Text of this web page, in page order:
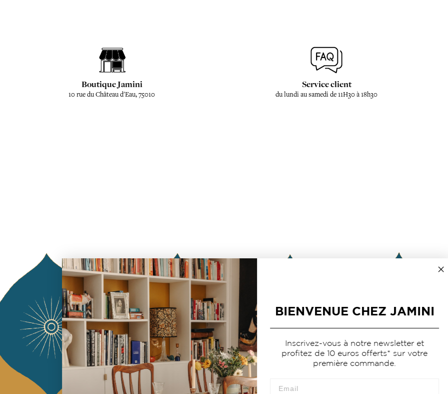
Boutique Jamini
10 rue du Château d'Eau, 75010
Service client
du lundi au samedi de 11H30 à 18h30
BIENVENUE CHEZ JAMINI
Inscrivez-vous à notre newsletter et
profitez de 10 euros offerts* sur votre
première commande.